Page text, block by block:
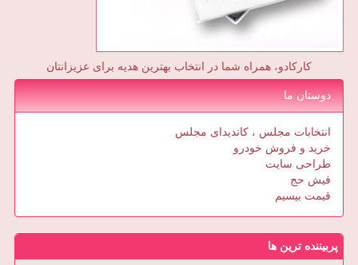
کارکادو، همراه شما در انتخاب بهترین هدیه برای عزیزانتان
دوستان ما
انتخابات مجلس ، کاندیدای مجلس
خرید و فروش خودرو
طراحی سایت
فیش حج
قیمت بیسیم
پربیننده ترین ها